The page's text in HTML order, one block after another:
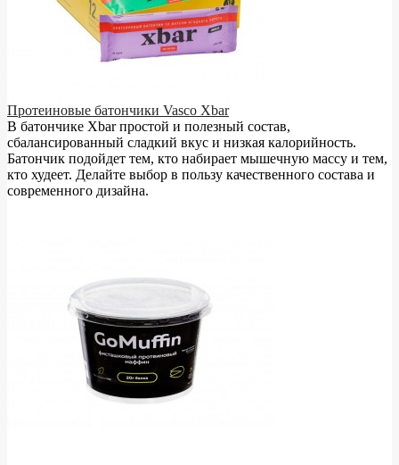
Протеиновые батончики Vasco Xbar
В батончике Xbar простой и полезный состав,
сбалансированный сладкий вкус и низкая калорийность.
Батончик подойдет тем, кто набирает мышечную массу и тем,
кто худеет. Делайте выбор в пользу качественного состава и
современного дизайна.